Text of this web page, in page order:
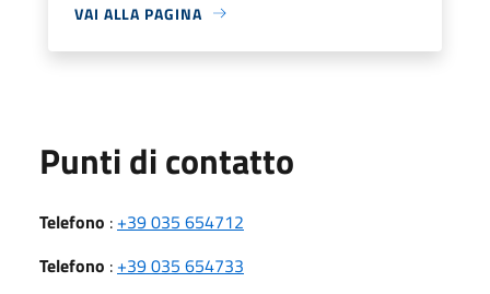
VAI ALLA PAGINA
Punti di contatto
Telefono : +39 035 654712
Telefono : +39 035 654733